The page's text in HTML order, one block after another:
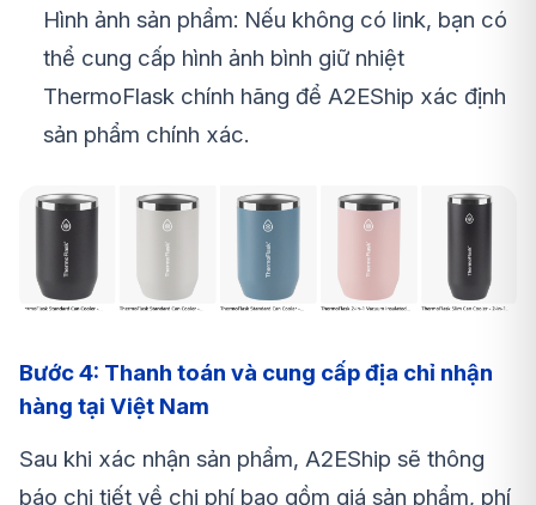
Hình ảnh sản phẩm: Nếu không có link, bạn có
thể cung cấp hình ảnh bình giữ nhiệt
ThermoFlask chính hãng để A2EShip xác định
sản phẩm chính xác.
Bước 4: Thanh toán và cung cấp địa chỉ nhận
hàng tại Việt Nam
Sau khi xác nhận sản phẩm, A2EShip sẽ thông
báo chi tiết về chi phí bao gồm giá sản phẩm, phí